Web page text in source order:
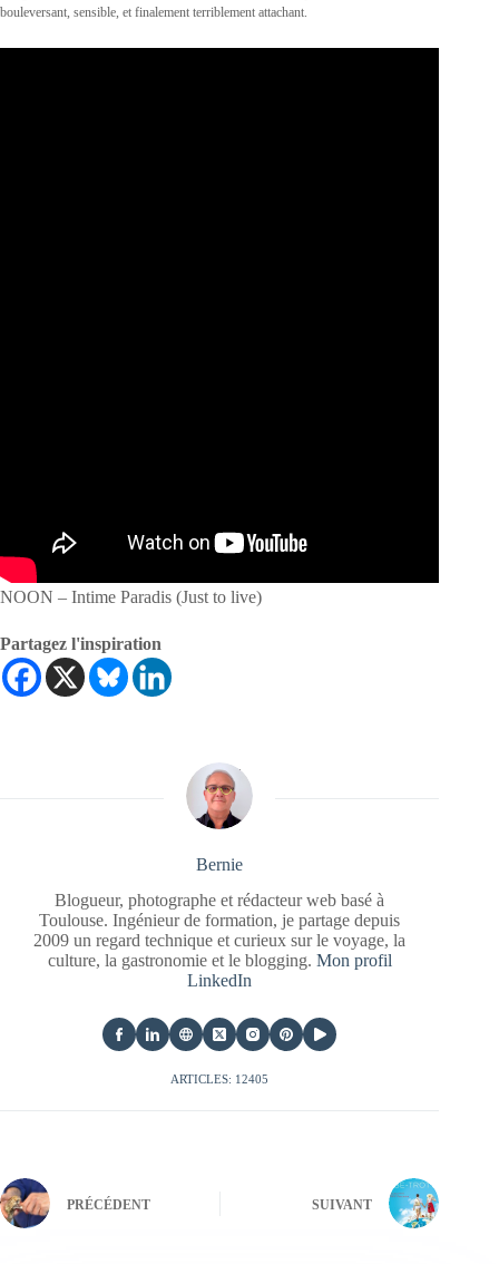
bouleversant, sensible, et finalement terriblement attachant.
NOON – Intime Paradis (Just to live)
Partagez l'inspiration
Bernie
Blogueur, photographe et rédacteur web basé à
Toulouse. Ingénieur de formation, je partage depuis
2009 un regard technique et curieux sur le voyage, la
culture, la gastronomie et le blogging. Mon profil
LinkedIn
ARTICLES: 12405
PRÉCÉDENT SUIVANT